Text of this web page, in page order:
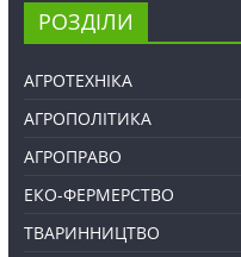
РОЗДІЛИ
АГРОТЕХНІКА
АГРОПОЛІТИКА
АГРОПРАВО
ЕКО-ФЕРМЕРСТВО
ТВАРИННИЦТВО